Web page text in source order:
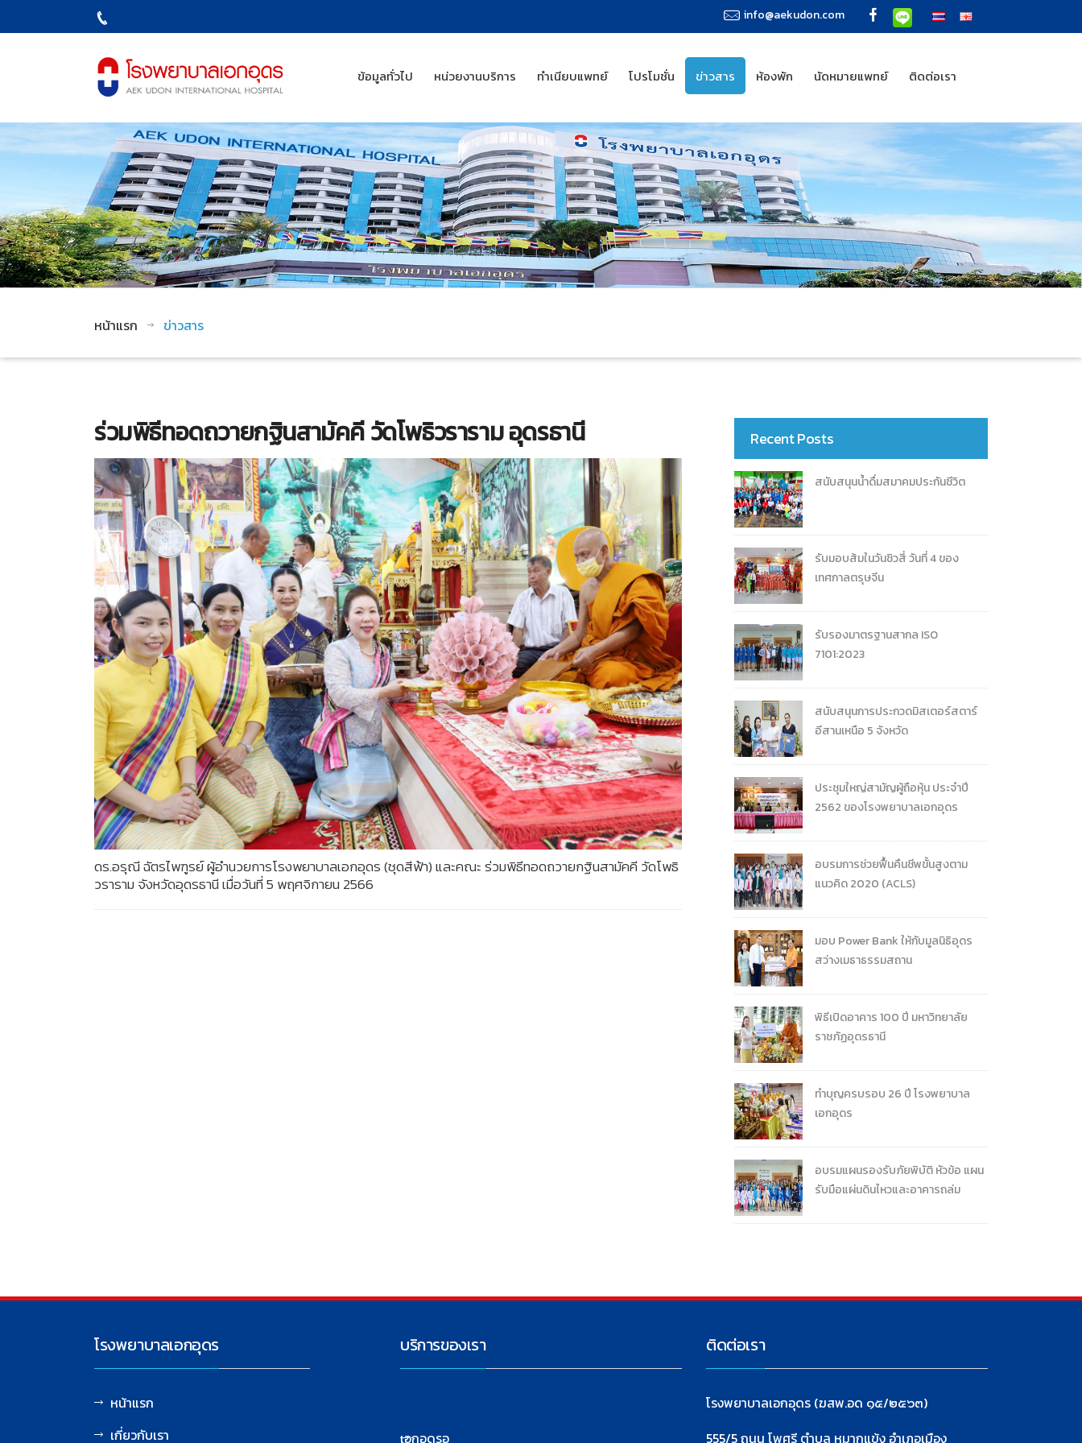
info@aekudon.com
ข้อมูลทั่วไป หน่วยงานบริการ ทำเนียบแพทย์ โปรโมชั่น ข่าวสาร ห้องพัก นัดหมายแพทย์ ติดต่อเรา
หน้าแรก ข่าวสาร
ร่วมพิธีทอดถวายกฐินสามัคคี วัดโพธิวราราม อุดรธานี
ดร.อรุณี ฉัตรไพฑูรย์ ผู้อำนวยการโรงพยาบาลเอกอุดร (ชุดสีฟ้า) และคณะ ร่วมพิธีทอดถวายกฐินสามัคคี วัดโพธิ
วราราม จังหวัดอุดรธานี เมื่อวันที่ 5 พฤศจิกายน 2566
Recent Posts
สนับสนุนน้ำดื่มสมาคมประกันชีวิต
รับมอบส้มในวันชิวสี่ วันที่ 4 ของ
เทศกาลตรุษจีน
รับรองมาตรฐานสากล ISO
7101:2023
สนับสนุนการประกวดมิสเตอร์สตาร์
อีสานเหนือ 5 จังหวัด
ประชุมใหญ่สามัญผู้ถือหุ้น ประจำปี
2562 ของโรงพยาบาลเอกอุดร
อบรมการช่วยฟื้นคืนชีพขั้นสูงตาม
แนวคิด 2020 (ACLS)
มอบ Power Bank ให้กับมูลนิธิอุดร
สว่างเมธาธรรมสถาน
พิธีเปิดอาคาร 100 ปี มหาวิทยาลัย
ราชภัฏอุดรธานี
ทำบุญครบรอบ 26 ปี โรงพยาบาล
เอกอุดร
อบรมแผนรองรับภัยพิบัติ หัวข้อ แผน
รับมือแผ่นดินไหวและอาคารถล่ม
โรงพยาบาลเอกอุดร
หน้าแรก
เกี่ยวกับเรา
บริการของเรา
เอกอุดรอ
ติดต่อเรา
โรงพยาบาลเอกอุดร (ฆสพ.อด ๑๕/๒๕๖๓)
555/5 ถนน โพศรี ตำบล หมากแข้ง อำเภอเมือง